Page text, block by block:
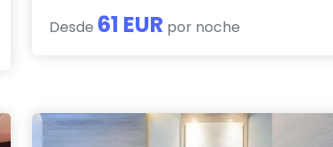
Desde 61 EUR por noche